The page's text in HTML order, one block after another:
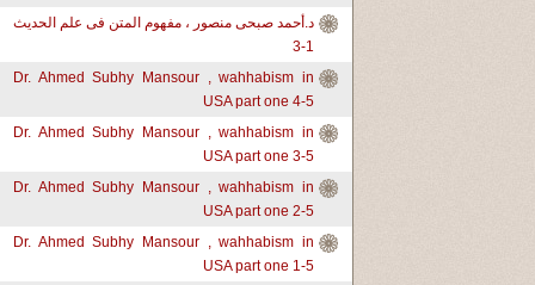
د.أحمد صبحى منصور ، مفهوم المتن فى علم الحديث
1-3
Dr. Ahmed Subhy Mansour , wahhabism in
USA part one 4-5
Dr. Ahmed Subhy Mansour , wahhabism in
USA part one 3-5
Dr. Ahmed Subhy Mansour , wahhabism in
USA part one 2-5
Dr. Ahmed Subhy Mansour , wahhabism in
USA part one 1-5